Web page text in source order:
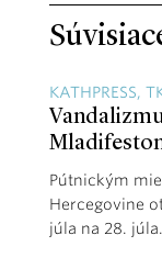
KATHPRESS,
Pútnickým
Hercegovine
júla na 28. júla.